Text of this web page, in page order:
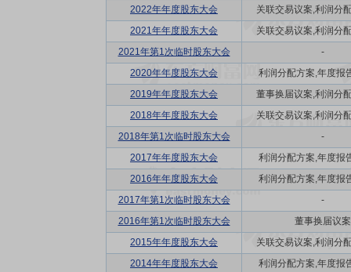
2022年年度股东大会
关联交易议案,利润分
2021年年度股东大会
关联交易议案,利润分
2021年第1次临时股东大会
-
2020年年度股东大会
利润分配方案,年度报
2019年年度股东大会
董事换届议案,利润分
2018年年度股东大会
关联交易议案,利润分
2018年第1次临时股东大会
-
2017年年度股东大会
利润分配方案,年度报
2016年年度股东大会
利润分配方案,年度报
2017年第1次临时股东大会
-
2016年第1次临时股东大会
董事换届议案
2015年年度股东大会
关联交易议案,利润分
2014年年度股东大会
利润分配方案,年度报